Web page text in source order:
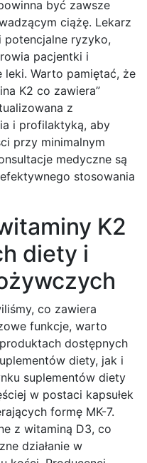
być zawsze
ciążę. Lekarz
ryzyko,
pacjentki i
leki. Warto pamiętać, że
K2 co zawiera”
z
i profilaktyką, aby
przy minimalnym
medyczne są
stosowania
K2
diety i
co zawiera
funkcje, warto
dostępnych
diety, jak i
suplementów diety
w postaci kapsułek
formę MK-7.
z witaminą D3, co
działanie w